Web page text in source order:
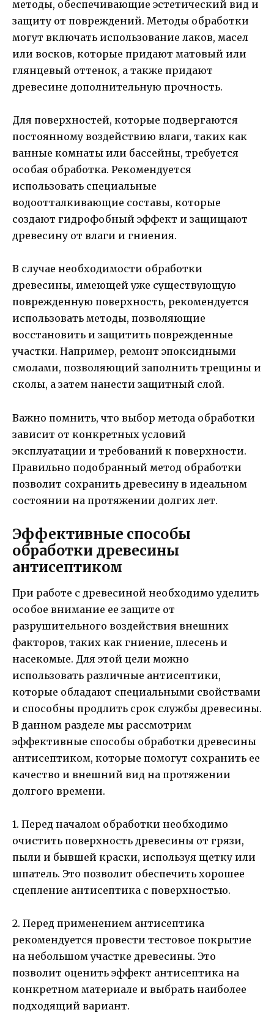
методы, обеспечивающие эстетический вид и
защиту от повреждений. Методы обработки
могут включать использование лаков, масел
или восков, которые придают матовый или
глянцевый оттенок, а также придают
древесине дополнительную прочность.
Для поверхностей, которые подвергаются
постоянному воздействию влаги, таких как
ванные комнаты или бассейны, требуется
особая обработка. Рекомендуется
использовать специальные
водоотталкивающие составы, которые
создают гидрофобный эффект и защищают
древесину от влаги и гниения.
В случае необходимости обработки
древесины, имеющей уже существующую
поврежденную поверхность, рекомендуется
использовать методы, позволяющие
восстановить и защитить поврежденные
участки. Например, ремонт эпоксидными
смолами, позволяющий заполнить трещины и
сколы, а затем нанести защитный слой.
Важно помнить, что выбор метода обработки
зависит от конкретных условий
эксплуатации и требований к поверхности.
Правильно подобранный метод обработки
позволит сохранить древесину в идеальном
состоянии на протяжении долгих лет.
Эффективные способы
обработки древесины
антисептиком
При работе с древесиной необходимо уделить
особое внимание ее защите от
разрушительного воздействия внешних
факторов, таких как гниение, плесень и
насекомые. Для этой цели можно
использовать различные антисептики,
которые обладают специальными свойствами
и способны продлить срок службы древесины.
В данном разделе мы рассмотрим
эффективные способы обработки древесины
антисептиком, которые помогут сохранить ее
качество и внешний вид на протяжении
долгого времени.
1. Перед началом обработки необходимо
очистить поверхность древесины от грязи,
пыли и бывшей краски, используя щетку или
шпатель. Это позволит обеспечить хорошее
сцепление антисептика с поверхностью.
2. Перед применением антисептика
рекомендуется провести тестовое покрытие
на небольшом участке древесины. Это
позволит оценить эффект антисептика на
конкретном материале и выбрать наиболее
подходящий вариант.